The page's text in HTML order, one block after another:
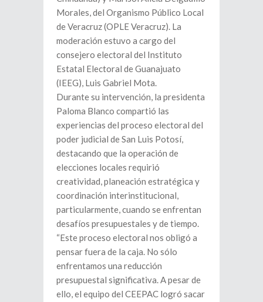
Morales, del Organismo Público Local
de Veracruz (OPLE Veracruz). La
moderación estuvo a cargo del
consejero electoral del Instituto
Estatal Electoral de Guanajuato
(IEEG), Luis Gabriel Mota.
Durante su intervención, la presidenta
Paloma Blanco compartió las
experiencias del proceso electoral del
poder judicial de San Luis Potosí,
destacando que la operación de
elecciones locales requirió
creatividad, planeación estratégica y
coordinación interinstitucional,
particularmente, cuando se enfrentan
desafíos presupuestales y de tiempo.
“Este proceso electoral nos obligó a
pensar fuera de la caja. No sólo
enfrentamos una reducción
presupuestal significativa. A pesar de
ello, el equipo del CEEPAC logró sacar